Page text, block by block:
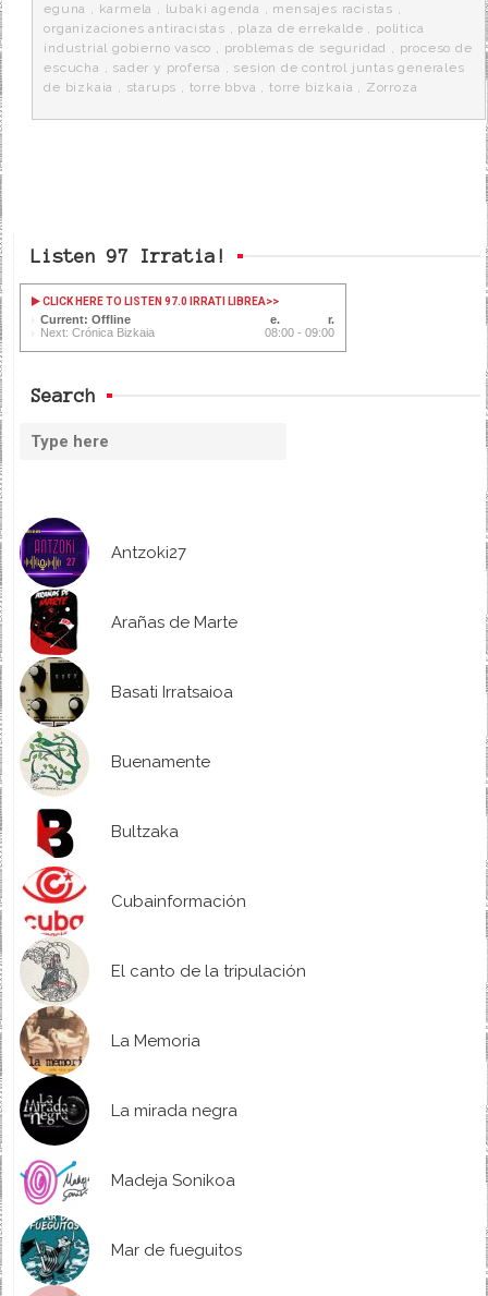
eguna , karmela , lubaki agenda , mensajes racistas ,
organizaciones antiracistas , plaza de errekalde , politica
industrial gobierno vasco , problemas de seguridad , proceso de
escucha , sader y profersa , sesion de control juntas generales
de bizkaia , starups , torre bbva ,torre bizkaia , Zorroza
Listen 97 Irratia!
CLICK HERE TO LISTEN 97.0 IRRATI LIBREA>>
Current: Offline
Next: Crónica Bizkaia
08:00 - 09:00
Search
Antzoki27
Arañas de Marte
Basati Irratsaioa
Buenamente
Bultzaka
Cubainformación
El canto de la tripulación
La Memoria
La mirada negra
Madeja Sonikoa
Mar de fueguitos